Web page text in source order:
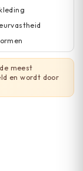
meest
en wordt door